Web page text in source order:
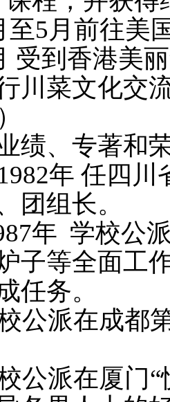
至5 月前往美
受到香港美
川菜文化交
）
绩、 专著和
年 任四川
团组长。
年 学校公
子等全面工
任务。
公派在成都
公派在厦门